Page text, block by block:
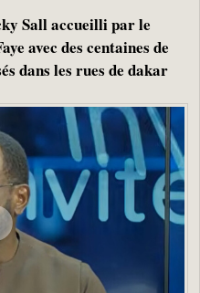
Sall accueilli par le
avec des centaines de
dans les rues de dakar